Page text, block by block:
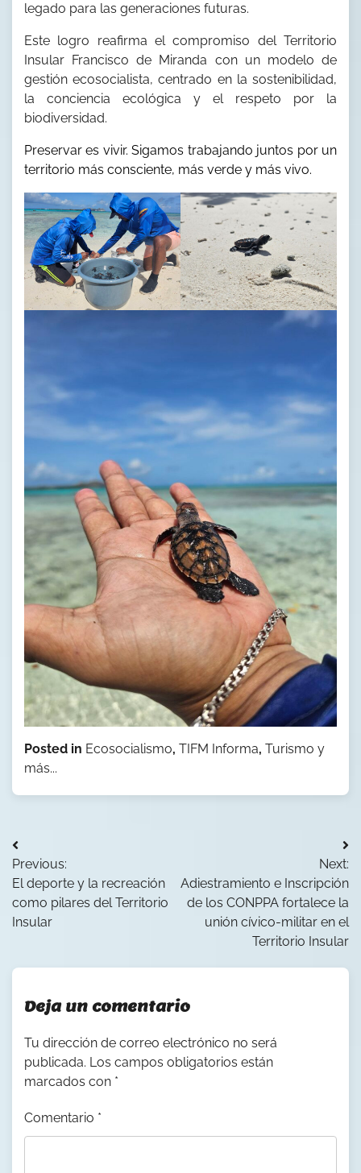
legado para las generaciones futuras.
Este logro reafirma el compromiso del Territorio
Insular Francisco de Miranda con un modelo de
gestión ecosocialista, centrado en la sostenibilidad,
la conciencia ecológica y el respeto por la
biodiversidad.
Preservar es vivir. Sigamos trabajando juntos por un
territorio más consciente, más verde y más vivo.
Posted in Ecosocialismo, TIFM Informa, Turismo y
más...
Navegación
de
entradas
Previous:
El deporte y la recreación
como pilares del Territorio
Insular
Next:
Adiestramiento e Inscripción
de los CONPPA fortalece la
unión cívico-militar en el
Territorio Insular
Deja un comentario
Tu dirección de correo electrónico no será
publicada. Los campos obligatorios están
marcados con *
Comentario *